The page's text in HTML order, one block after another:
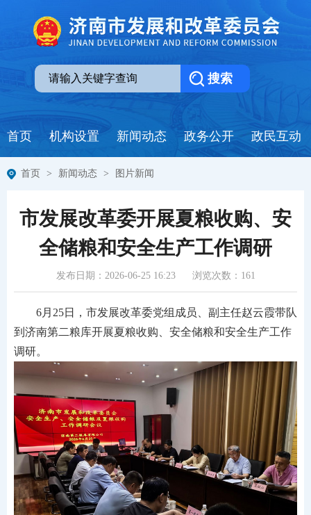
首页 机构设置 新闻动态 政务公开 政民互动
首页 > 新闻动态 > 图片新闻
市发展改革委开展夏粮收购、安
全储粮和安全生产工作调研
发布日期：2026-06-25 16:23 浏览次数： 161
6月25日，市发展改革委党组成员、副主任赵云霞带队
到济南第二粮库开展夏粮收购、安全储粮和安全生产工作
调研。